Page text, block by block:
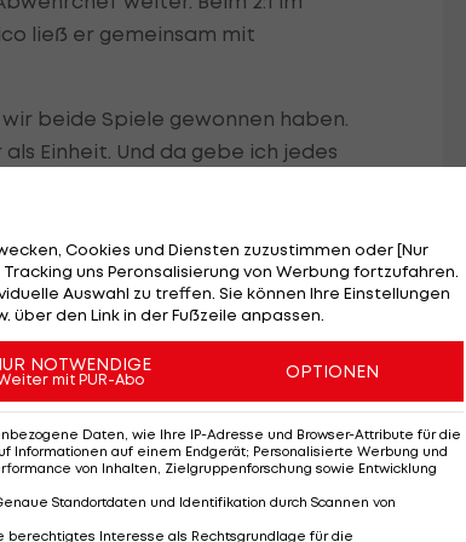
ließ er gemeinsam mit
wir beide Spiele gewonnen haben.
Einheit. Und da gebe ich jedes
Gegen Spielende lieferte sich
"in einer Negativspirale"
derzeit brandgefährlich. Der
16. Minute - sein 13. Saisontor.
gelang die Vorentscheidung. Beide
Cookies und Diensten zuzustimmen oder [Nur
Tracking uns Peronsalisierung von Werbung fortzufahren.
Auswahl zu treffen. Sie können Ihre Einstellungen
den Link in der Fußzeile anpassen.
NOTWENDIGE
mit PUR-Abo OPTIONEN
Daten, wie Ihre IP-Adresse und Browser-Attribute für die
Informationen auf einem Endgerät; Personalisierte Werbung und
von Inhalten, Zielgruppenforschung sowie Entwicklung
Standortdaten und Identifikation durch Scannen von
Interesse als Rechtsgrundlage für die